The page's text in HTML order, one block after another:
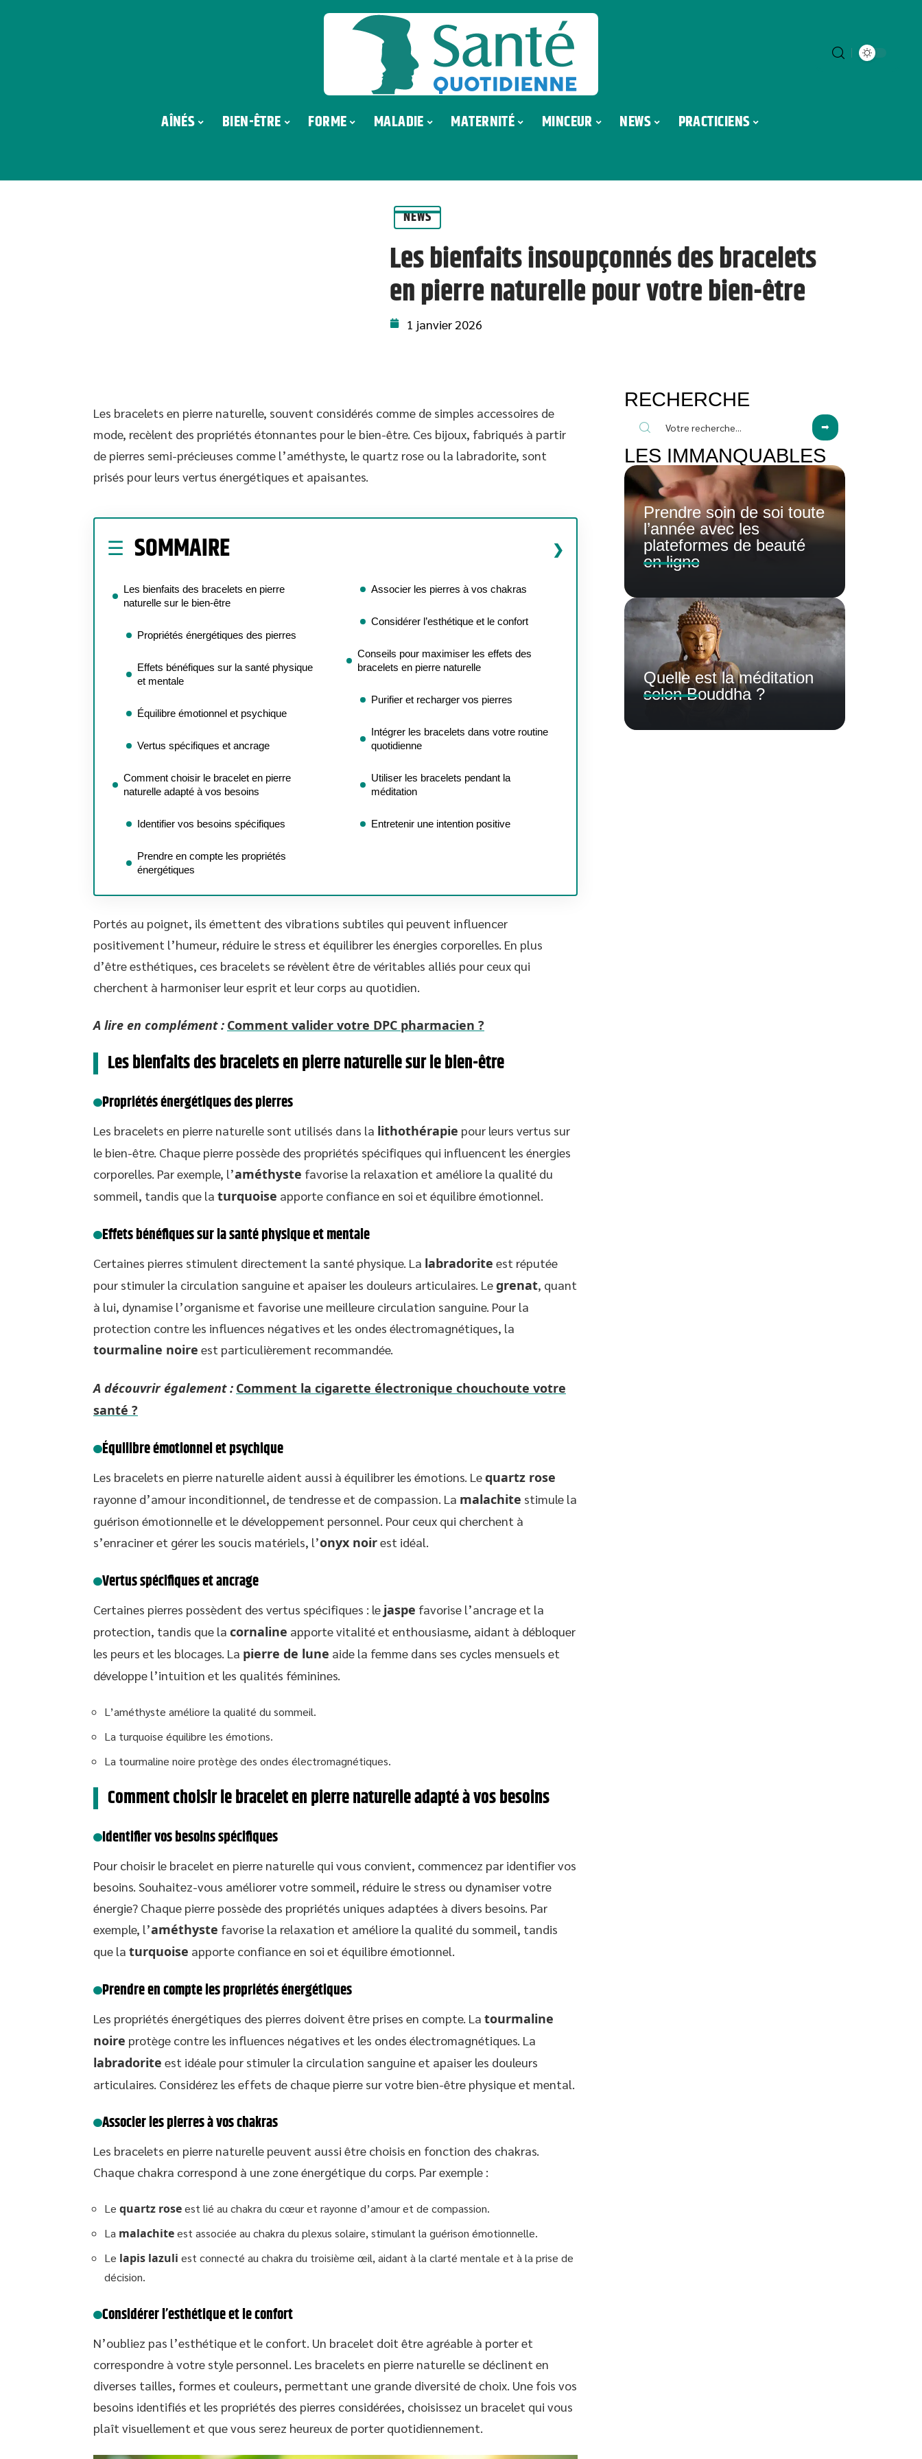
AÎNÉS BIEN-ÊTRE FORME MALADIE MATERNITÉ MINCEUR NEWS PRACTICIENS
NEWS
Les bienfaits insoupçonnés des bracelets
en pierre naturelle pour votre bien-être
1 janvier 2026
Les bracelets en pierre naturelle, souvent considérés comme de simples accessoires de
mode, recèlent des propriétés étonnantes pour le bien-être. Ces bijoux, fabriqués à partir
de pierres semi-précieuses comme l’améthyste, le quartz rose ou la labradorite, sont
prisés pour leurs vertus énergétiques et apaisantes.
SOMMAIRE
Les bienfaits des bracelets en pierre
naturelle sur le bien-être
Propriétés énergétiques des pierres
Effets bénéfiques sur la santé physique
et mentale
Équilibre émotionnel et psychique
Vertus spécifiques et ancrage
Comment choisir le bracelet en pierre
naturelle adapté à vos besoins
Identifier vos besoins spécifiques
Prendre en compte les propriétés
énergétiques
Associer les pierres à vos chakras
Considérer l’esthétique et le confort
Conseils pour maximiser les effets des
bracelets en pierre naturelle
Purifier et recharger vos pierres
Intégrer les bracelets dans votre routine
quotidienne
Utiliser les bracelets pendant la
méditation
Entretenir une intention positive
Portés au poignet, ils émettent des vibrations subtiles qui peuvent influencer
positivement l’humeur, réduire le stress et équilibrer les énergies corporelles. En plus
d’être esthétiques, ces bracelets se révèlent être de véritables alliés pour ceux qui
cherchent à harmoniser leur esprit et leur corps au quotidien.
A lire en complément : Comment valider votre DPC pharmacien ?
Les bienfaits des bracelets en pierre naturelle sur le bien-être
Propriétés énergétiques des pierres
Les bracelets en pierre naturelle sont utilisés dans la lithothérapie pour leurs vertus sur
le bien-être. Chaque pierre possède des propriétés spécifiques qui influencent les énergies
corporelles. Par exemple, l’améthyste favorise la relaxation et améliore la qualité du
sommeil, tandis que la turquoise apporte confiance en soi et équilibre émotionnel.
Effets bénéfiques sur la santé physique et mentale
Certaines pierres stimulent directement la santé physique. La labradorite est réputée
pour stimuler la circulation sanguine et apaiser les douleurs articulaires. Legrenat, quant
à lui, dynamise l’organisme et favorise une meilleure circulation sanguine. Pour la
protection contre les influences négatives et les ondes électromagnétiques, la
tourmaline noire est particulièrement recommandée.
A découvrir également : Comment la cigarette électronique chouchoute votre
santé ?
Équilibre émotionnel et psychique
Les bracelets en pierre naturelle aident aussi à équilibrer les émotions. Lequartz rose
rayonne d’amour inconditionnel, de tendresse et de compassion. La malachite stimule la
guérison émotionnelle et le développement personnel. Pour ceux qui cherchent à
s’enraciner et gérer les soucis matériels, l’onyx noirest idéal.
Vertus spécifiques et ancrage
Certaines pierres possèdent des vertus spécifiques : le jaspe favorise l’ancrage et la
protection, tandis que la cornaline apporte vitalité et enthousiasme, aidant à débloquer
les peurs et les blocages. La pierre de lune aide la femme dans ses cycles mensuels et
développe l’intuition et les qualités féminines.
L’améthyste améliore la qualité du sommeil.
La turquoise équilibre les émotions.
La tourmaline noire protège des ondes électromagnétiques.
Comment choisir le bracelet en pierre naturelle adapté à vos besoins
Identifier vos besoins spécifiques
Pour choisir le bracelet en pierre naturelle qui vous convient, commencez par identifier vos
besoins. Souhaitez-vous améliorer votre sommeil, réduire le stress ou dynamiser votre
énergie? Chaque pierre possède des propriétés uniques adaptées à divers besoins. Par
exemple, l’améthyste favorise la relaxation et améliore la qualité du sommeil, tandis
que la turquoise apporte confiance en soi et équilibre émotionnel.
Prendre en compte les propriétés énergétiques
Les propriétés énergétiques des pierres doivent être prises en compte. La tourmaline
noire protège contre les influences négatives et les ondes électromagnétiques. La
labradorite est idéale pour stimuler la circulation sanguine et apaiser les douleurs
articulaires. Considérez les effets de chaque pierre sur votre bien-être physique et mental.
Associer les pierres à vos chakras
Les bracelets en pierre naturelle peuvent aussi être choisis en fonction des chakras.
Chaque chakra correspond à une zone énergétique du corps. Par exemple :
Le quartz roseest lié au chakra du cœur et rayonne d’amour et de compassion.
La malachiteest associée au chakra du plexus solaire, stimulant la guérison émotionnelle.
Le lapis lazuli est connecté au chakra du troisième œil, aidant à la clarté mentale et à la prise de
décision.
Considérer l’esthétique et le confort
N’oubliez pas l’esthétique et le confort. Un bracelet doit être agréable à porter et
correspondre à votre style personnel. Les bracelets en pierre naturelle se déclinent en
diverses tailles, formes et couleurs, permettant une grande diversité de choix. Une fois vos
besoins identifiés et les propriétés des pierres considérées, choisissez un bracelet qui vous
plaît visuellement et que vous serez heureux de porter quotidiennement.
RECHERCHE
LES IMMANQUABLES
Prendre soin de soi toute
l’année avec les
plateformes de beauté
en ligne
Quelle est la méditation
selon Bouddha ?